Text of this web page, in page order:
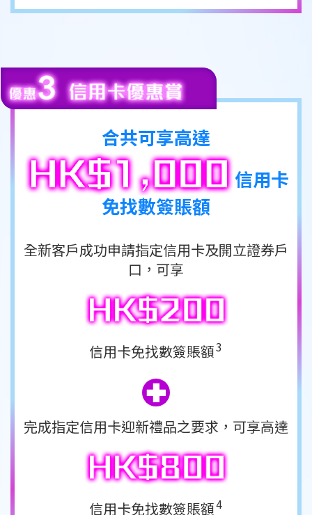
合共可享高達
信用卡
免找數簽賬額
全新客戶成功申請指定信用卡及開立證券戶
口，可享
信用卡免找數簽賬額3
完成指定信用卡迎新禮品之要求， 可享高達
信用卡免找數簽賬額4